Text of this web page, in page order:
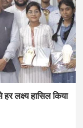
लक्ष्य हासिल किया